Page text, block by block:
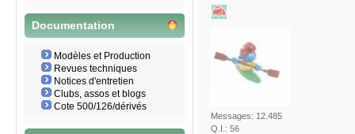
Documentation
Modèles et Production
Revues techniques
Notices d'entretien
Clubs, assos et blogs
Cote 500/126/dérivés
Messages: 12.485
Q.I.: 56